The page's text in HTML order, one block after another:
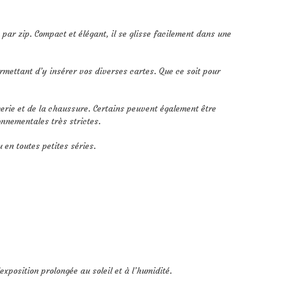
zip. Compact et élégant, il se glisse facilement dans une
d’y insérer vos diverses cartes. Que ce soit pour
et de la chaussure. Certains peuvent également être
très strictes.
en toutes petites séries.
prolongée au soleil et à l’humidité.